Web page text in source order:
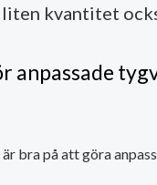
kvantitet
bra på att göra